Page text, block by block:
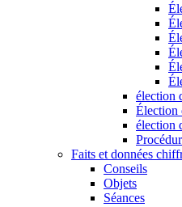
élection
Élection
élection
Faits et données
Conseils
Objets
Séances